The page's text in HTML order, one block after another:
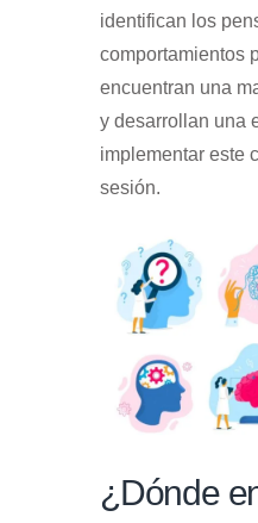
identifican los
comportamientos
encuentran una
y desarrollan una
implementar este
sesión.
¿Dónde